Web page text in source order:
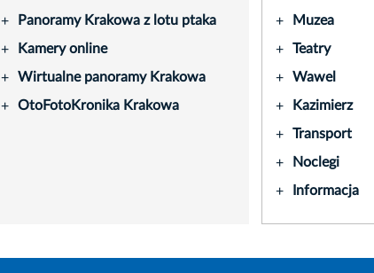
+ Panoramy Krakowa z lotu ptaka
+ Kamery online
+ Wirtualne panoramy Krakowa
+ OtoFotoKronika Krakowa
+ Muzea
+ Teatry
+ Wawel
+ Kazimierz
+ Transport
+ Noclegi
+ Informacja